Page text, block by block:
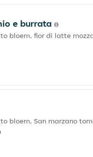
e burrata
bloem, fior di latte
bloem, San marzano